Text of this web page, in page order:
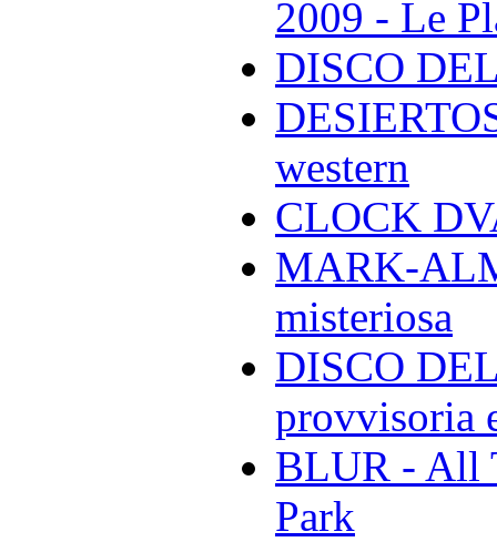
2009 - Le
DISCO
western
CLOCK
MARK-
misteriosa
DISCO
provvisoria
BLUR - All
Park